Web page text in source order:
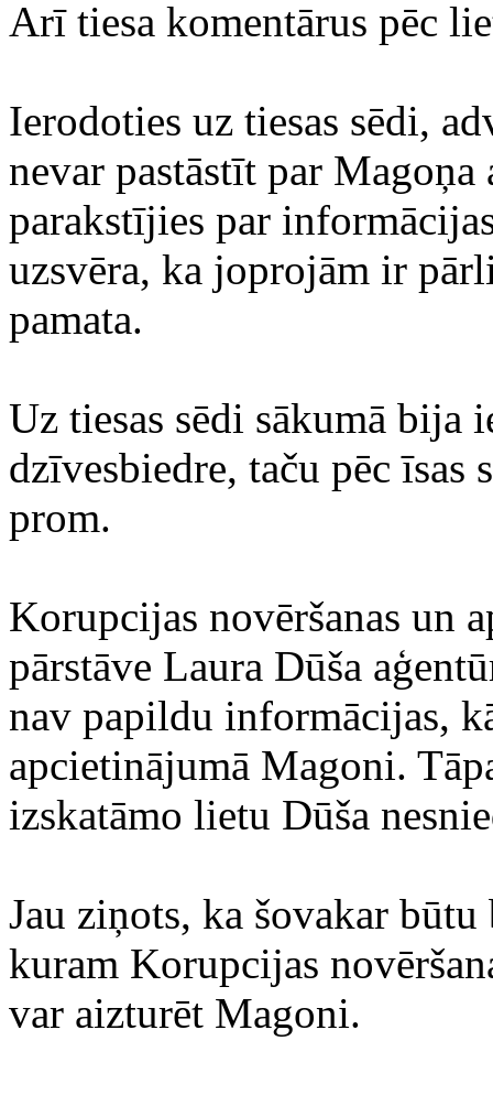
Arī tiesa komentārus pēc
Ierodoties uz tiesas sēdi,
nevar pastāstīt par
parakstījies par
uzsvēra, ka joprojām ir
pamata.
Uz tiesas sēdi sākumā bija
dzīvesbiedre, taču pēc īsas
prom.
Korupcijas novēršanas un
pārstāve Laura Dūša
nav papildu informācijas,
apcietinājumā Magoni.
izskatāmo lietu Dūša
Jau ziņots, ka šovakar
kuram Korupcijas
var aizturēt Magoni.